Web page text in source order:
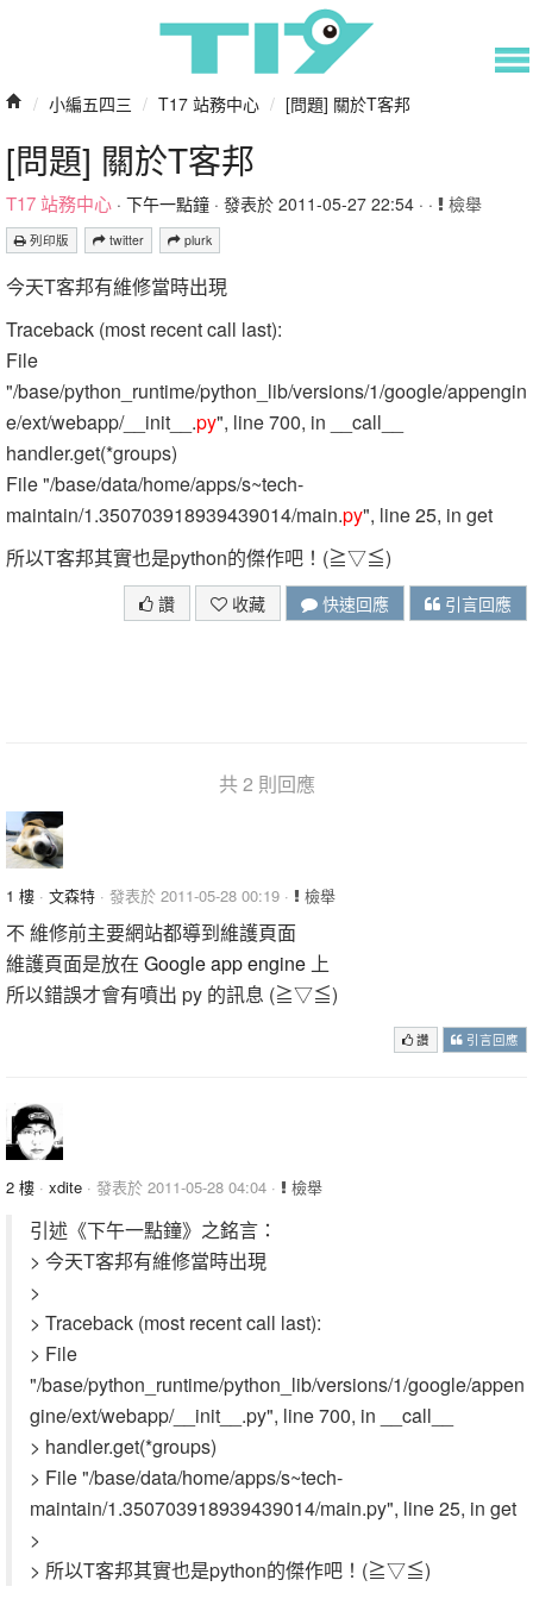
/ 小編五四三 / T17 站務中心 / [問題] 關於T客邦
[問題] 關於T客邦
T17 站務中心 · 下午一點鐘 · 發表於 2011-05-27 22:54 · · 檢舉
列印版 twitter plurk
今天T客邦有維修當時出現
Traceback (most recent call last):
File
"/base/python_runtime/python_lib/versions/1/google/appengin
e/ext/webapp/__init__.py", line 700, in __call__
handler.get(*groups)
File "/base/data/home/apps/s~tech-
maintain/1.350703918939439014/main.py", line 25, in get
所以T客邦其實也是python的傑作吧！(≧▽≦)
讚 收藏 快速回應 引言回應
共 2 則回應
1 樓 · 文森特 · 發表於 2011-05-28 00:19 · 檢舉
不 維修前主要網站都導到維護頁面
維護頁面是放在 Google app engine 上
所以錯誤才會有噴出 py 的訊息 (≧▽≦)
讚 引言回應
2 樓 · xdite · 發表於 2011-05-28 04:04 · 檢舉
引述《下午一點鐘》之銘言：
> 今天T客邦有維修當時出現
>
> Traceback (most recent call last):
> File
"/base/python_runtime/python_lib/versions/1/google/appen
gine/ext/webapp/__init__.py", line 700, in __call__
> handler.get(*groups)
> File "/base/data/home/apps/s~tech-
maintain/1.350703918939439014/main.py", line 25, in get
>
> 所以T客邦其實也是python的傑作吧！(≧▽≦)